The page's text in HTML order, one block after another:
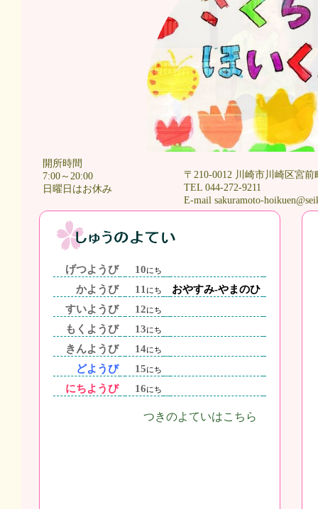
開所時間
7:00～20:00
日曜日はお休み
〒210-0012 川崎市川崎区宮
TEL 044-272-9211
E-mail sakuramoto-
げつようび 10にち
かようび 11 にち
おやすみ-やまのひ
すいようび
12にち
もくようび 13にち
きんようび 14にち
どようび 15にち
にちようび 16にち
つきのよていはこちら